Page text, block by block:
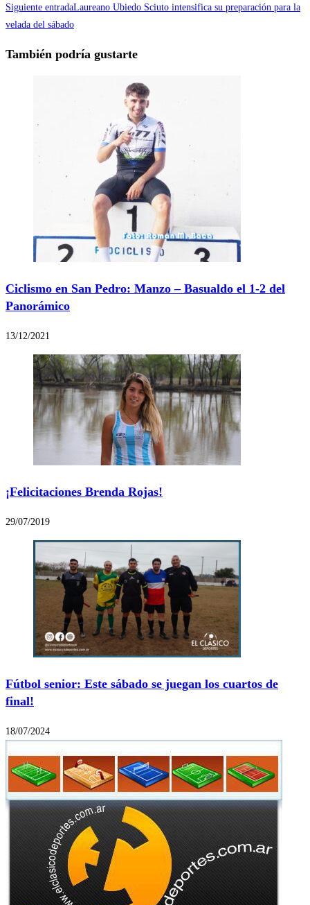
Siguiente entradaLaureano Ubiedo Sciuto intensifica su preparación para la
velada del sábado
También podría gustarte
Ciclismo en San Pedro: Manzo – Basualdo el 1-2 del
Panorámico
13/12/2021
¡Felicitaciones Brenda Rojas!
29/07/2019
Fútbol senior: Este sábado se juegan los cuartos de
final!
18/07/2024